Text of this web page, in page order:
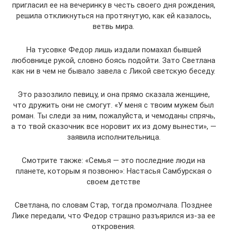
пригласил ее на вечеринку в честь своего дня рождения,
решила откликнуться на протянутую, как ей казалось,
ветвь мира.
На тусовке Федор лишь издали помахал бывшей
любовнице рукой, словно боясь подойти. Зато Светлана
как ни в чем не бывало завела с Ликой светскую беседу.
Это разозлило певицу, и она прямо сказала женщине,
что дружить они не смогут. «У меня с твоим мужем был
роман. Ты следи за ним, пожалуйста, и чемоданы спрячь,
а то твой сказочник все норовит их из дому вынести», —
заявила исполнительница.
Смотрите также: «Семья — это последние люди на
планете, которым я позвоню»: Настасья Самбурская о
своем детстве
Светлана, по словам Стар, тогда промолчала. Позднее
Лике передали, что Федор страшно разъярился из-за ее
откровения.